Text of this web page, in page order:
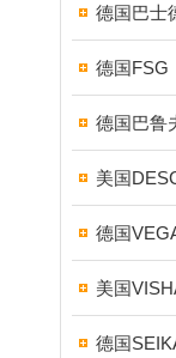
德国巴士
德国FSG
德国巴鲁
美国
德国
美国
德国